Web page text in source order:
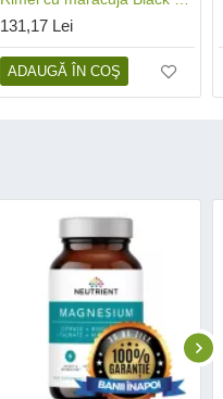
131,17 Lei
ADAUGĂ ÎN COŞ